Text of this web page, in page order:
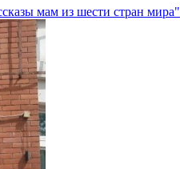
мам из шести стран мира"